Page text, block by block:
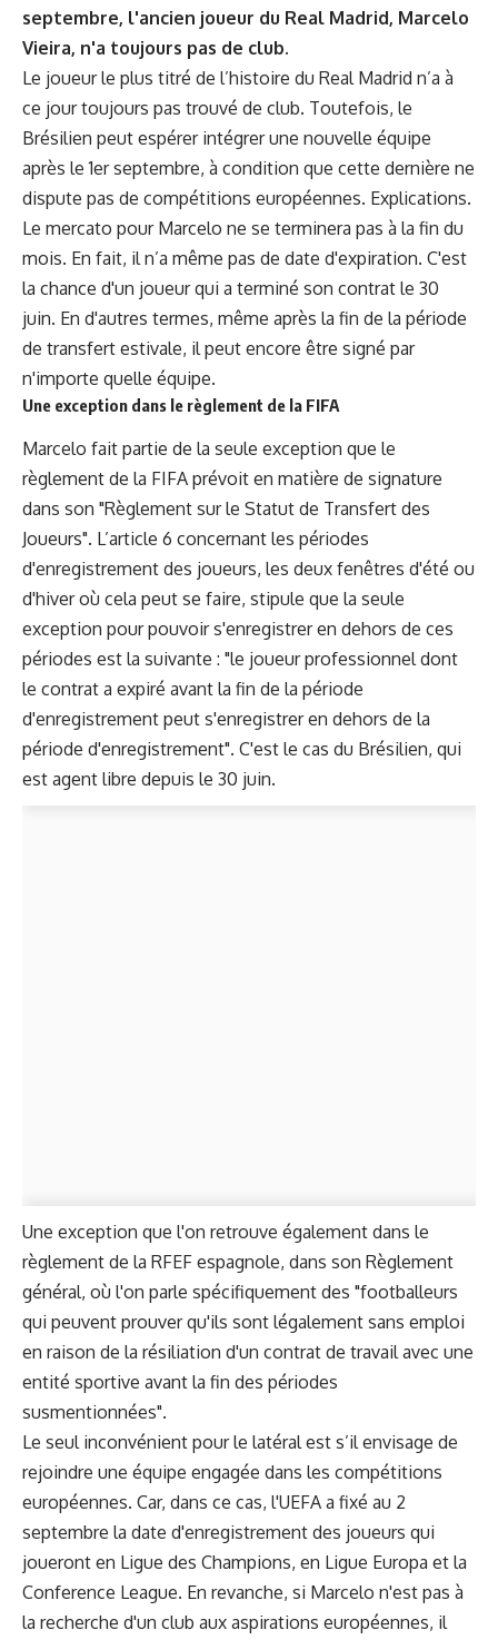
septembre, l'ancien joueur du Real Madrid, Marcelo
Vieira, n'a toujours pas de club.
Le joueur le plus titré de l’histoire du Real Madrid n’a à
ce jour toujours pas trouvé de club. Toutefois, le
Brésilien peut espérer intégrer une nouvelle équipe
après le 1er septembre, à condition que cette dernière ne
dispute pas de compétitions européennes. Explications.
Le mercato pour Marcelo ne se terminera pas à la fin du
mois. En fait, il n’a même pas de date d'expiration. C'est
la chance d'un joueur qui a terminé son contrat le 30
juin. En d'autres termes, même après la fin de la période
de transfert estivale, il peut encore être signé par
n'importe quelle équipe.
Une exception dans le règlement de la FIFA
Marcelo fait partie de la seule exception que le
règlement de la FIFA prévoit en matière de signature
dans son "Règlement sur le Statut de Transfert des
Joueurs". L’article 6 concernant les périodes
d'enregistrement des joueurs, les deux fenêtres d'été ou
d'hiver où cela peut se faire, stipule que la seule
exception pour pouvoir s'enregistrer en dehors de ces
périodes est la suivante : "le joueur professionnel dont
le contrat a expiré avant la fin de la période
d'enregistrement peut s'enregistrer en dehors de la
période d'enregistrement". C'est le cas du Brésilien, qui
est agent libre depuis le 30 juin.
Une exception que l'on retrouve également dans le
règlement de la RFEF espagnole, dans son Règlement
général, où l'on parle spécifiquement des "footballeurs
qui peuvent prouver qu'ils sont légalement sans emploi
en raison de la résiliation d'un contrat de travail avec une
entité sportive avant la fin des périodes
susmentionnées".
Le seul inconvénient pour le latéral est s’il envisage de
rejoindre une équipe engagée dans les compétitions
européennes. Car, dans ce cas, l'UEFA a fixé au 2
septembre la date d'enregistrement des joueurs qui
joueront en Ligue des Champions, en Ligue Europa et la
Conference League. En revanche, si Marcelo n'est pas à
la recherche d'un club aux aspirations européennes, il